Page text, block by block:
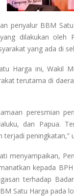
penyalur BBM
dilakukan oleh
yang ada di
Harga ini, Wakil
terutama di
peresmian
dan Papua.
peningkatan,”
menyampaikan,
kepada
terhadap
Satu Harga pada